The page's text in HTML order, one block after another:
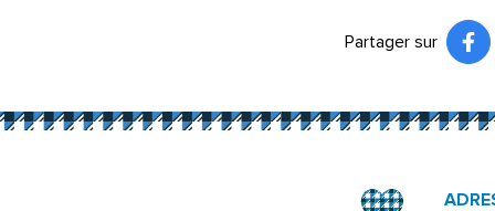
Partager sur